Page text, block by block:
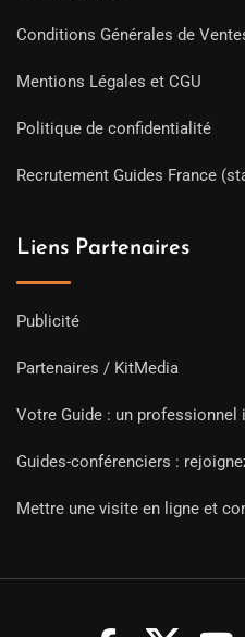
Conditions Générales de
Mentions Légales et CGU
Politique de confidentialité
Recrutement Guides France
Liens Partenaires
Publicité
Partenaires / KitMedia
Votre Guide : un professionnel
Guides-conférenciers :
Mettre une visite en ligne et